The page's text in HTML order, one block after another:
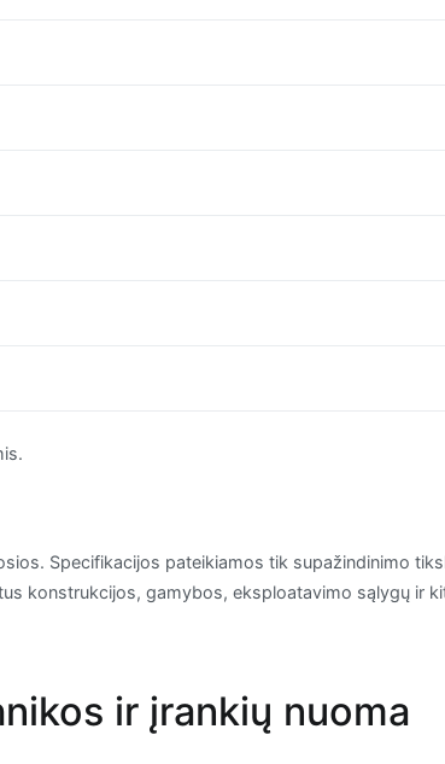
Specifikacijos pateikiamos tik supažindinimo
konstrukcijos, gamybos, eksploatavimo sąlygų ir
ir įrankių nuoma